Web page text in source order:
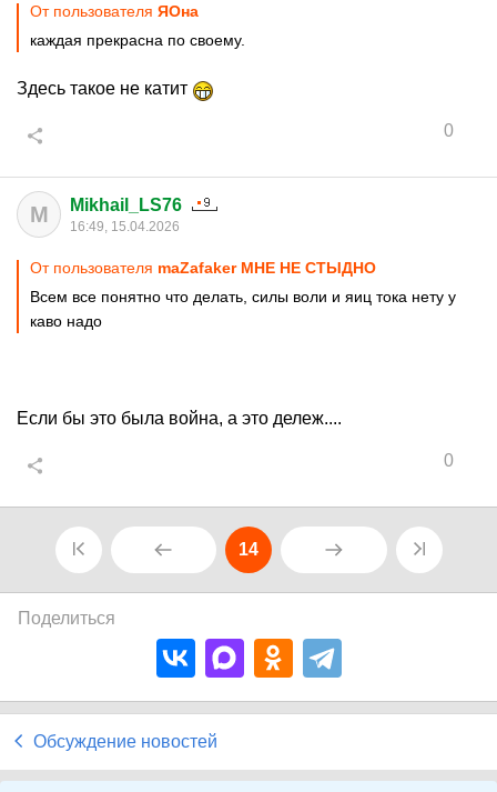
От пользователя ЯОна
каждая прекрасна по своему.
Здесь такое не катит
0
M Mikhail_LS76
16:49, 15.04.2026
От пользователя maZafaker МНЕ НЕ СТЫДНО
Всем все понятно что делать, силы воли и яиц тока нету у
каво надо
Если бы это была война, а это дележ....
0
14
Поделиться
Обсуждение новостей